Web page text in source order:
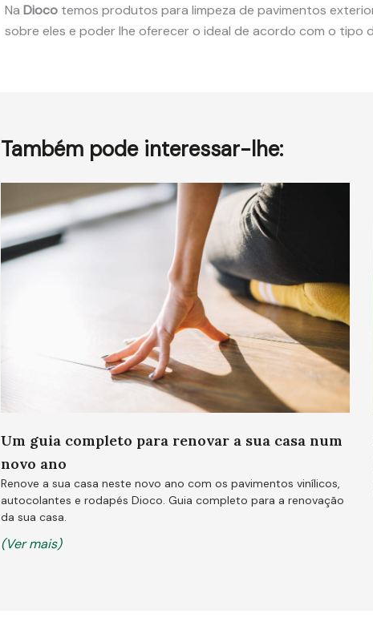
Na Dioco temos produtos para limpeza de pavimentos
sobre eles e poder lhe oferecer o ideal de acordo com o tipo
Também pode interessar-lhe:
Um guia completo para renovar a sua casa num
novo ano
Renove a sua casa neste novo ano com os pavimentos vinílicos,
autocolantes e rodapés Dioco. Guia completo para a renovação
da sua casa.
(Ver mais)